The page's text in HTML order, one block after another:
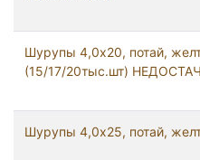
Шурупы 4,0x20, потай,
(15/17/20тыс.шт)
Шурупы 4,0x25, потай,